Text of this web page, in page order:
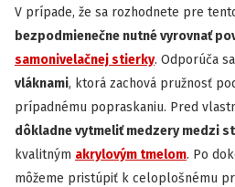
V prípade, že sa rozhodnete pre
bezpodmienečne nutné vyrovnať
samonivelačnej stierky. Odporúča sa
vláknami, ktorá zachová pružnosť
prípadnému popraskaniu. Pred
dôkladne vytmeliť medzery medzi
kvalitným akrylovým tmelom. Po
môžeme pristúpiť k celoplošnému